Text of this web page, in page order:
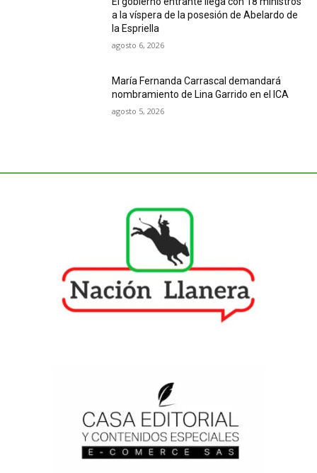
a la víspera de la posesión de Abelardo de
la Espriella
agosto 6, 2026
María Fernanda Carrascal demandará
nombramiento de Lina Garrido en el ICA
agosto 5, 2026